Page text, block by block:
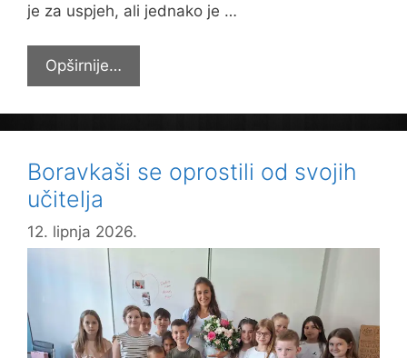
je za uspjeh, ali jednako je …
Opširnije…
u
vrlinama
–
projektna
i
dodjela
učenicima
Boravkaši se oprostili od svojih
učitelja
12. lipnja 2026.